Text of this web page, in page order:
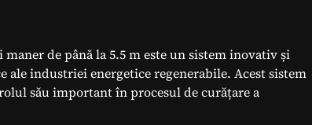
de până la 5.5 m este un sistem inovativ și
industriei energetice regenerabile. Acest sistem
său important în procesul de curățare a